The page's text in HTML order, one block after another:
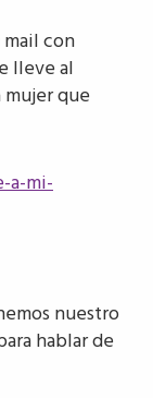
con
lleve al
que
a-mi-
nuestro
hablar de